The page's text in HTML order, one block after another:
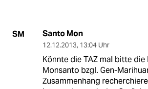
SM Santo Mon
12.12.2013, 13:04 Uhr
Könnte die TAZ mal bitte die
Monsanto bzgl. Gen-
Zusammenhang